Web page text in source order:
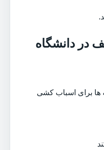
در دانشگاه
ها برای اسباب کشی